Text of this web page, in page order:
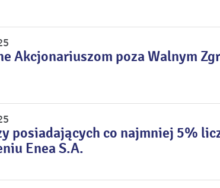
Akcjonariuszom poza Walnym
posiadających co najmniej 5%
Enea S.A.